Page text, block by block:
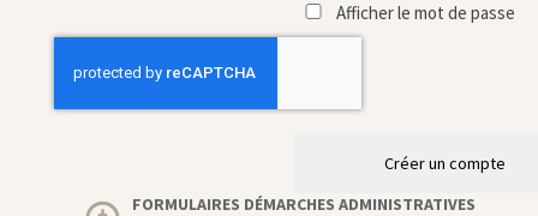
Afficher le mot de passe
Créer un compte
FORMULAIRES DÉMARCHES ADMINISTRATIVES